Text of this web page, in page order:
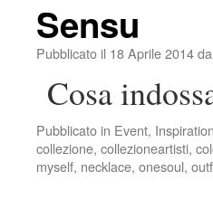
Sensu
Pubblicato il 18 Aprile 2014da
Cosa
Pubblicato in Event, Inspiration
collezione, collezioneartisti,
myself, necklace, onesoul,